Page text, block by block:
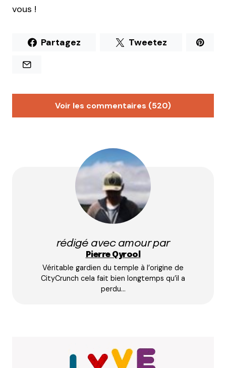
vous !
Partagez Tweetez
Voir les commentaires (520)
Je mérite de gagner un week-end au Village
Huttopia Pays de Condrieu car on a bien besoin d’un
peu de détente après cette grosse saison
Je mérite de gagner un week-end au Village
Huttopia Pays de Condrieu car j’ai vraiment
besoin de calme et de repos
28 mai 2025 à 22 h 51 min
Je mérite de gagner un week-end au Village
Huttopia Pays de Condrieu car j’ai vraiment
rédigé avec amour par
Pierre Qyrool
Véritable gardien du temple à l’origine de
CityCrunch cela fait bien longtemps qu’il a
perdu…